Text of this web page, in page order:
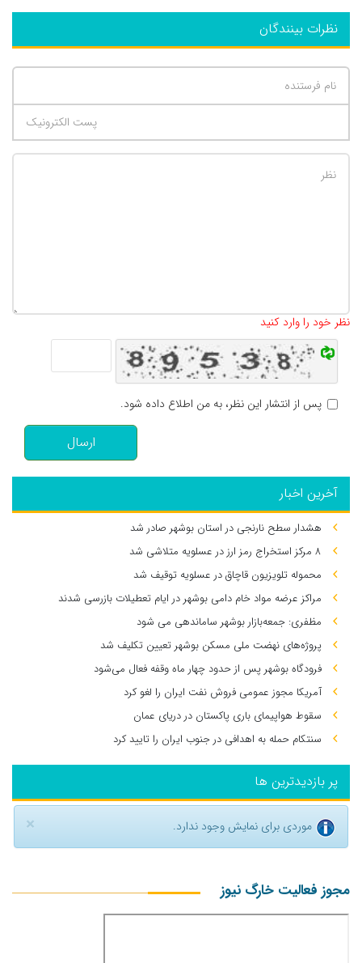
نظرات بینندگان
نظر خود را وارد کنید
پس از انتشار این نظر، به من اطلاع داده شود.
ارسال
آخرین اخبار
هشدار سطح نارنجی در استان بوشهر صادر شد
۸ مرکز استخراج رمز ارز در عسلویه متلاشی شد
محموله تلویزیون قاچاق در عسلویه توقیف شد
مراکز عرضه مواد خام دامی بوشهر در ایام تعطیلات بازرسی شدند
مظفری: جمعه‌بازار بوشهر ساماندهی می‌ شود
پروژه‌های نهضت ملی مسکن بوشهر تعیین تکلیف شد
فرودگاه بوشهر پس از حدود چهار ماه وقفه فعال می‌شود
آمریکا مجوز عمومی فروش نفت ایران را لغو کرد
سقوط هواپیمای باری پاکستان در دریای عمان
سنتکام حمله به اهدافی در جنوب ایران را تایید کرد
پر بازدیدترین ها
× موردی برای نمایش وجود ندارد.
مجوز فعالیت خارگ نیوز